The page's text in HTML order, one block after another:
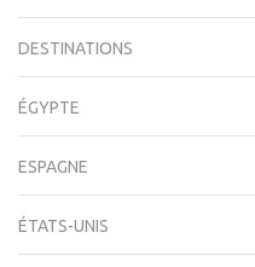
DESTINATIONS
ÉGYPTE
ESPAGNE
ÉTATS-UNIS